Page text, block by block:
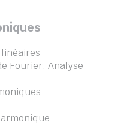
Fourier. Analyse